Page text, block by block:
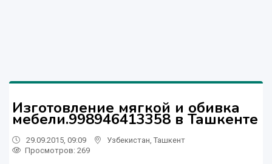
Изготовление мягкой и обивка
мебели.998946413358 в Ташкенте
29.09.2015, 09:09 Узбекистан Ташкент
Просмотров: 269